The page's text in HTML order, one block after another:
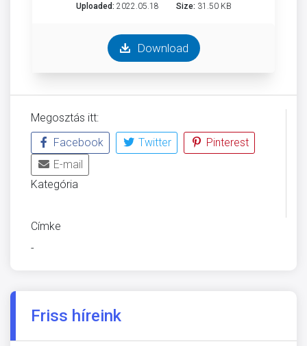
Uploaded: 2022.05.18 Size: 31.50 KB
Download
Megosztás itt:
Facebook
Twitter
Pinterest
E-mail
Kategória
Címke
-
Friss híreink